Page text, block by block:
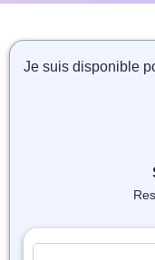
Je suis disponible